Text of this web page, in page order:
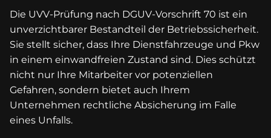
Die UVV-Prüfung nach DGUV-Vorschrift 70 ist ein
unverzichtbarer Bestandteil der Betriebssicherheit.
Sie stellt sicher, dass Ihre Dienstfahrzeuge und Pkw
in einem einwandfreien Zustand sind. Dies schützt
nicht nur Ihre Mitarbeiter vor potenziellen
Gefahren, sondern bietet auch Ihrem
Unternehmen rechtliche Absicherung im Falle
eines Unfalls.